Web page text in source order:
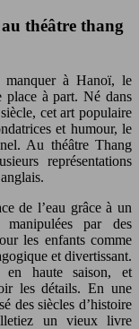
au théâtre thang
manquer à Hanoï, le
place à part. Né dans
cet art populaire
et humour, le
Au théâtre Thang
représentations
de l’eau grâce à un
manipulées par des
les enfants comme
et divertissant.
en haute saison, et
les détails. En une
des siècles d’histoire
un vieux livre